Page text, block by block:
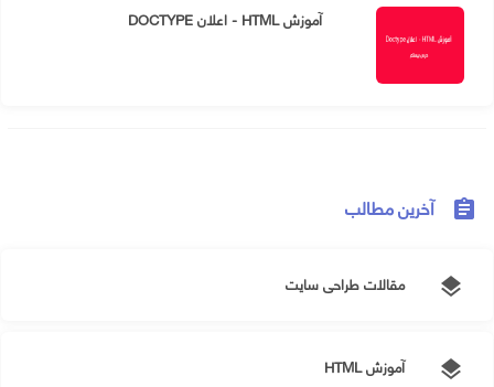
آموزش HTML - اعلان DOCTYPE
assignment آخرین مطالب
layers مقالات طراحی سایت
layers آموزش HTML